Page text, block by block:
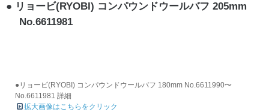
リョービ(RYOBI) コンパウンドウールバフ 205mm
No.6611981
●リョービ(RYOBI) コンパウンドウールバフ 180mm No.6611990〜
No.6611981 詳細
拡大画像はこちらをクリック